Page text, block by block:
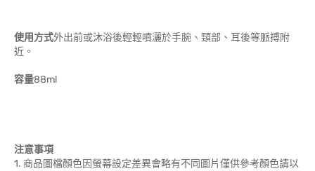
使用方式外出前或沐浴後輕輕噴灑於手腕、頸部、耳後等脈搏附
近。
容量88ml
注意事項
1. 商品圖檔顏色因螢幕設定差異會略有不同圖片僅供參考顏色請以